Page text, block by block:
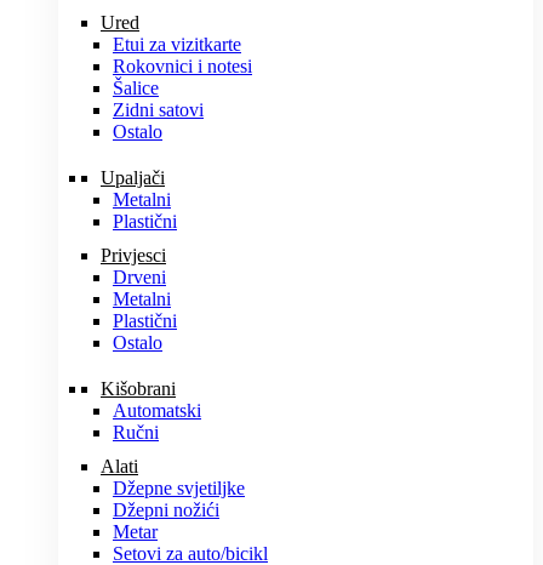
Ured
Etui za vizitkarte
Rokovnici i notesi
Šalice
Zidni satovi
Ostalo
Upaljači
Metalni
Plastični
Privjesci
Drveni
Metalni
Plastični
Ostalo
Kišobrani
Automatski
Ručni
Alati
Džepne svjetiljke
Džepni nožići
Metar
Setovi za auto/bicikl